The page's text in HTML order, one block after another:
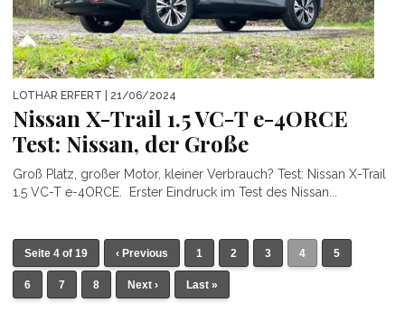
LOTHAR ERFERT | 21/06/2024
Nissan X-Trail 1.5 VC-T e-4ORCE
Test: Nissan, der Große
Groß Platz, großer Motor, kleiner Verbrauch? Test: Nissan X-Trail
1.5 VC-T e-4ORCE. Erster Eindruck im Test des Nissan...
Seite 4 of 19 ‹ Previous 1 2 3 4 5
6 7 8 Next › Last »